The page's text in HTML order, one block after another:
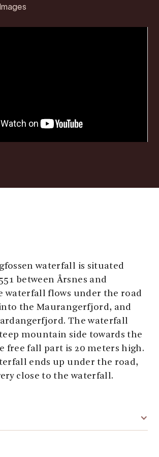
Images
waterfall is situated
between Årsnes and
waterfall flows under the road
the Maurangerfjord, and
The waterfall
mountain side towards the
free fall part is 20 meters high.
ends up under the road,
close to the waterfall.